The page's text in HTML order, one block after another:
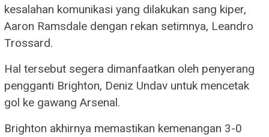
kesalahan komunikasi yang dilakukan sang kiper,
Aaron Ramsdale dengan rekan setimnya, Leandro
Trossard.
Hal tersebut segera dimanfaatkan oleh penyerang
pengganti Brighton, Deniz Undav untuk mencetak
gol ke gawang Arsenal.
Brighton akhirnya memastikan kemenangan 3-0